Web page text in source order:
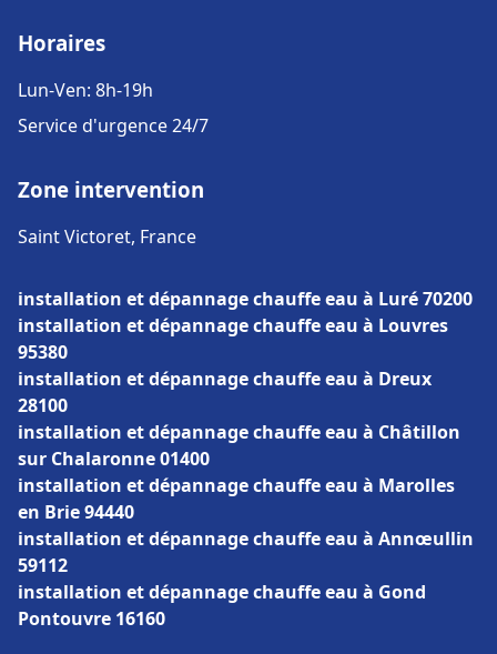
Horaires
Lun-Ven: 8h-19h
Service d'urgence 24/7
Zone intervention
Saint Victoret, France
installation et dépannage chauffe eau à Luré 70200
installation et dépannage chauffe eau à Louvres
95380
installation et dépannage chauffe eau à Dreux
28100
installation et dépannage chauffe eau à Châtillon
sur Chalaronne 01400
installation et dépannage chauffe eau à Marolles
en Brie 94440
installation et dépannage chauffe eau à Annœullin
59112
installation et dépannage chauffe eau à Gond
Pontouvre 16160